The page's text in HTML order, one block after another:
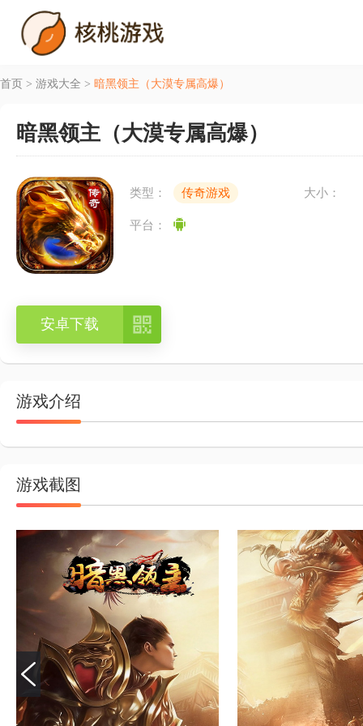
首页 > 游戏大全 > 暗黑领主（大漠专属高爆）
暗黑领主（大漠专属高爆）
类型： 传奇游戏 大小：
平台：
安卓下载 
游戏介绍
游戏截图